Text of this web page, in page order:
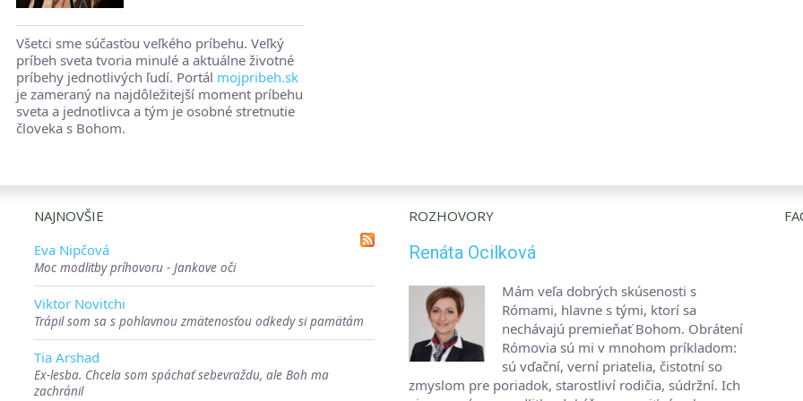
Všetci sme súčasťou veľkého príbehu. Veľký
príbeh sveta tvoria minulé a aktuálne životné
príbehy jednotlivých ľudí. Portál mojpribeh.sk
je zameraný na najdôležitejší moment príbehu
sveta a jednotlivca a tým je osobné stretnutie
človeka s Bohom.
NAJNOVŠIE
Eva Nipčová
Moc modlitby príhovoru - Jankove oči
Viktor Novitchi
Trápil som sa s pohlavnou zmätenosťou odkedy si pamätám
Tia Arshad
Ex-lesba. Chcela som spáchať sebevraždu, ale Boh ma
zachránil
ROZHOVORY
Renáta Ocilková
Mám veľa dobrých skúsenosti s
Rómami, hlavne s tými, ktorí sa
nechávajú premieňať Bohom. Obrátení
Rómovia sú mi v mnohom príkladom:
sú vďační, verní priatelia, čistotní so
zmyslom pre poriadok, starostliví rodičia, súdržní. Ich